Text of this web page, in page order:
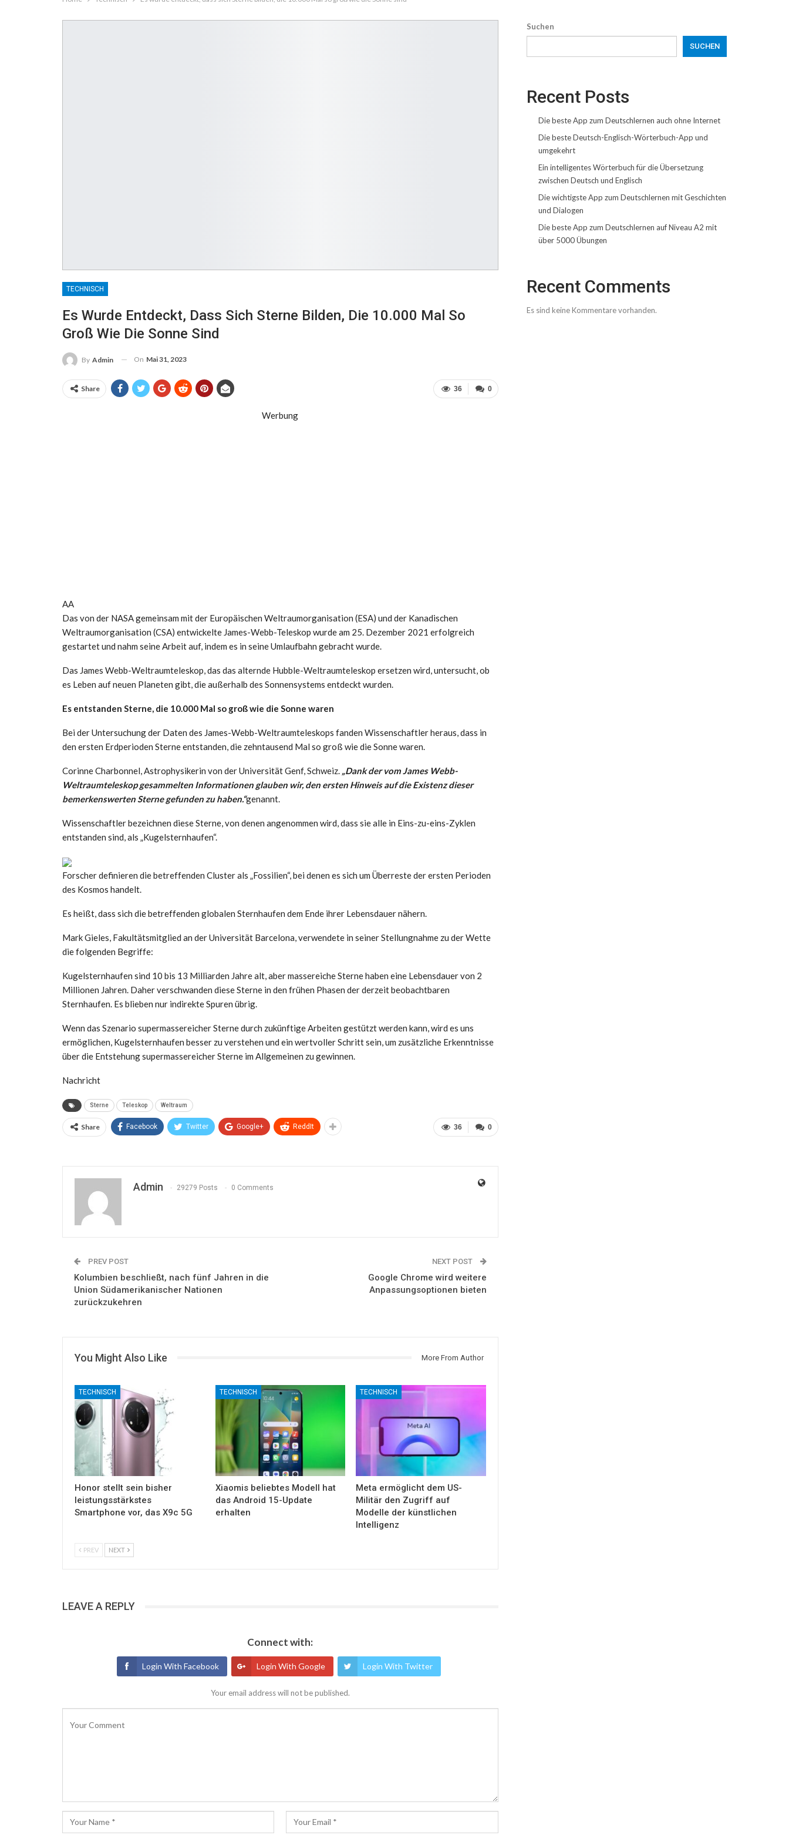
TECHNISCH
Es Wurde Entdeckt, Dass Sich Sterne Bilden, Die 10.000 Mal So
Groß Wie Die Sonne Sind
By Admin On Mai 31, 2023
0
36
Share
Werbung
AA
Das von der NASA gemeinsam mit der Europäischen Weltraumorganisation (ESA) und der Kanadischen
Weltraumorganisation (CSA) entwickelte James-Webb-Teleskop wurde am 25. Dezember 2021 erfolgreich
gestartet und nahm seine Arbeit auf, indem es in seine Umlaufbahn gebracht wurde.
Das James Webb-Weltraumteleskop, das das alternde Hubble-Weltraumteleskop ersetzen wird, untersucht, ob
es Leben auf neuen Planeten gibt, die außerhalb des Sonnensystems entdeckt wurden.
Es entstanden Sterne, die 10.000 Mal so groß wie die Sonne waren
Bei der Untersuchung der Daten des James-Webb-Weltraumteleskops fanden Wissenschaftler heraus, dass in
den ersten Erdperioden Sterne entstanden, die zehntausend Mal so groß wie die Sonne waren.
Corinne Charbonnel, Astrophysikerin von der Universität Genf, Schweiz. „Dank der vom James Webb-
Weltraumteleskop gesammelten Informationen glauben wir, den ersten Hinweis auf die Existenz dieser
bemerkenswerten Sterne gefunden zu haben.“genannt.
Wissenschaftler bezeichnen diese Sterne, von denen angenommen wird, dass sie alle in Eins-zu-eins-Zyklen
entstanden sind, als „Kugelsternhaufen“.
Forscher definieren die betreffenden Cluster als „Fossilien“, bei denen es sich um Überreste der ersten Perioden
des Kosmos handelt.
Es heißt, dass sich die betreffenden globalen Sternhaufen dem Ende ihrer Lebensdauer nähern.
Mark Gieles, Fakultätsmitglied an der Universität Barcelona, ​​​​verwendete in seiner Stellungnahme zu der Wette
die folgenden Begriffe:
Kugelsternhaufen sind 10 bis 13 Milliarden Jahre alt, aber massereiche Sterne haben eine Lebensdauer von 2
Millionen Jahren. Daher verschwanden diese Sterne in den frühen Phasen der derzeit beobachtbaren
Sternhaufen. Es blieben nur indirekte Spuren übrig.
Wenn das Szenario supermassereicher Sterne durch zukünftige Arbeiten gestützt werden kann, wird es uns
ermöglichen, Kugelsternhaufen besser zu verstehen und ein wertvoller Schritt sein, um zusätzliche Erkenntnisse
über die Entstehung supermassereicher Sterne im Allgemeinen zu gewinnen.
Nachricht
Sterne Teleskop Weltraum
0
36
Share Facebook Twitter Google+ ReddIt
Admin 29279 Posts 0 Comments
PREV POST
Kolumbien beschließt, nach fünf Jahren in die
Union Südamerikanischer Nationen
zurückzukehren
NEXT POST
Google Chrome wird weitere
Anpassungsoptionen bieten
You Might Also Like More From Author
TECHNISCH
Honor stellt sein bisher
leistungsstärkstes
Smartphone vor, das X9c 5G
TECHNISCH
Xiaomis beliebtes Modell hat
das Android 15-Update
erhalten
TECHNISCH
Meta ermöglicht dem US-
Militär den Zugriff auf
Modelle der künstlichen
Intelligenz
PREV NEXT
LEAVE A REPLY
Connect with:
Login With Facebook Login With Google Login With Twitter
Your email address will not be published.
Suchen
SUCHEN
Recent Posts
Die beste App zum Deutschlernen auch ohne Internet
Die beste Deutsch-Englisch-Wörterbuch-App und
umgekehrt
Ein intelligentes Wörterbuch für die Übersetzung
zwischen Deutsch und Englisch
Die wichtigste App zum Deutschlernen mit Geschichten
und Dialogen
Die beste App zum Deutschlernen auf Niveau A2 mit
über 5000 Übungen
Recent Comments
Es sind keine Kommentare vorhanden.